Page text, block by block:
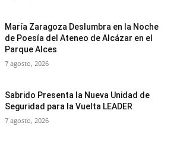
María Zaragoza Deslumbra en la Noche
de Poesía del Ateneo de Alcázar en el
Parque Alces
7 agosto, 2026
Sabrido Presenta la Nueva Unidad de
Seguridad para la Vuelta LEADER
7 agosto, 2026